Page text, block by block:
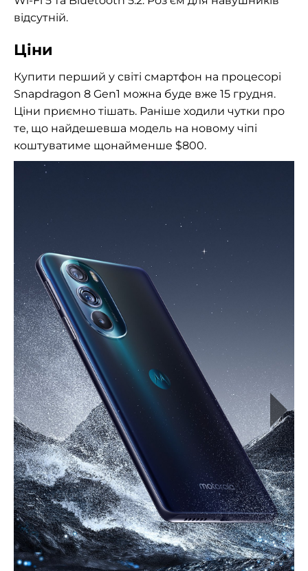
відсутній.
Ціни
Купити перший у світі смартфон на процесорі
Snapdragon 8 Gen1 можна буде вже 15 грудня.
Ціни приємно тішать. Раніше ходили чутки про
те, що найдешевша модель на новому чіпі
коштуватиме щонайменше $800.